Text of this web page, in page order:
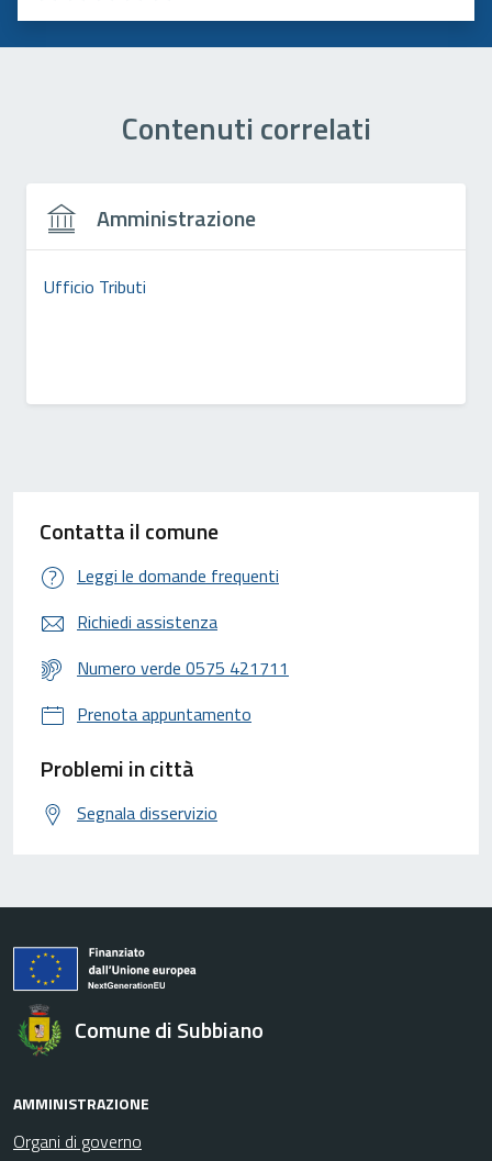
Valuta 5 stelle su 5
Valuta 4 stelle su 5
Valuta 3 stelle su 5
Valuta 2 stelle su 5
Valuta 1 stelle su 5
Contenuti correlati
Amministrazione
Ufficio Tributi
Contatta il comune
Leggi le domande frequenti
Richiedi assistenza
Numero verde 0575 421711
Prenota appuntamento
Problemi in città
Segnala disservizio
Comune di Subbiano
AMMINISTRAZIONE
Organi di governo